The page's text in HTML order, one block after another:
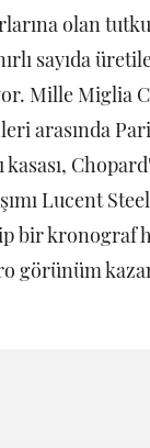
olan
sayıda
Mille Miglia
arasında
kasası,
Lucent
bir
görünüm